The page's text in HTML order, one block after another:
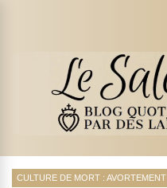
CULTURE DE MORT : AVORTEMENT